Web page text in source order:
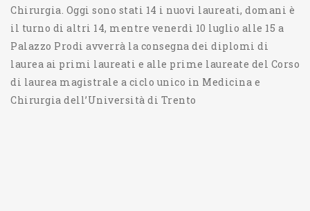
Chirurgia. Oggi sono stati 14 i nuovi laureati, domani è
il turno di altri 14, mentre venerdì 10 luglio alle 15 a
Palazzo Prodi avverrà la consegna dei diplomi di
laurea ai primi laureati e alle prime laureate del Corso
di laurea magistrale a ciclo unico in Medicina e
Chirurgia dell’Università di Trento